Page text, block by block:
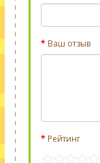
Ваш отзыв
Рейтинг